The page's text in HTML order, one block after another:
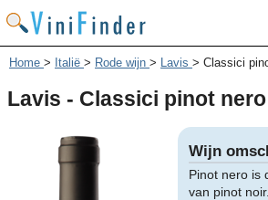
Home > Italië > Rode wijn > Lavis > Classici
Lavis - Classici pinot nero
Wijn
Pinot nero is
van pinot